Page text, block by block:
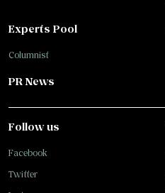
Experts Pool
Columnist
PR News
Follow us
Facebook
Twitter